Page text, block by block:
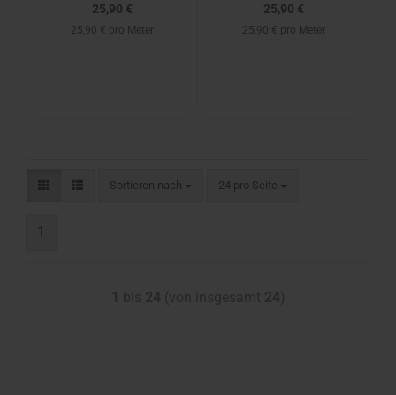
25,90 €
25,90 € pro Meter
25,90 €
25,90 € pro Meter
Sortieren nach 24 pro Seite
1